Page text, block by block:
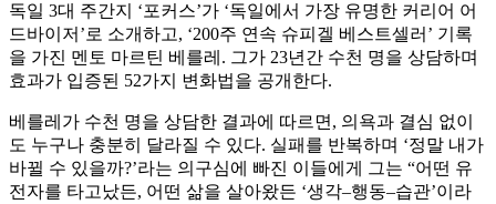
독일 3대 주간지 ‘포커스’가 ‘독일에서 가장 유명한 커리어 어
드바이저’로 소개하고, ‘200주 연속 슈피겔 베스트셀러’ 기록
을 가진 멘토 마르틴 베를레. 그가 23년간 수천 명을 상담하며
효과가 입증된 52가지 변화법을 공개한다.
베를레가 수천 명을 상담한 결과에 따르면, 의욕과 결심 없이
도 누구나 충분히 달라질 수 있다. 실패를 반복하며 ‘정말 내가
바뀔 수 있을까?’라는 의구심에 빠진 이들에게 그는 “어떤 유
전자를 타고났든, 어떤 삶을 살아왔든 ‘생각–행동–습관’이라